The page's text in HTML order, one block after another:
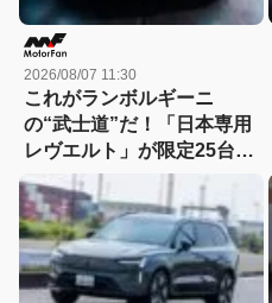
2026/08/07 11:30
これがランボルギーニ
の“武士道”だ！「日本専用
レヴエルト」が限定25台で
誕生!! その理由とは……？